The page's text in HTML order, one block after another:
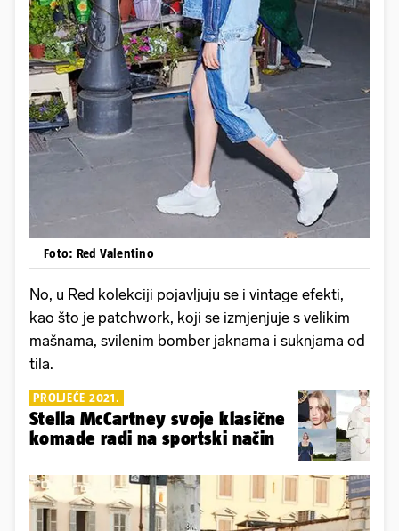
Foto: Red Valentino
No, u Red kolekciji pojavljuju se i vintage efekti,
kao što je patchwork, koji se izmjenjuje s velikim
mašnama, svilenim bomber jaknama i suknjama od
tila.
PROLJEĆE 2021.
Stella McCartney svoje klasične
komade radi na sportski način